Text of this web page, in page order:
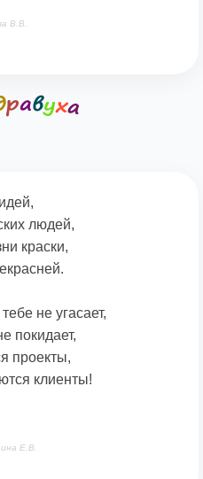
В.В.
людей,
краски,
не угасает,
покидает,
проекты,
клиенты!
Е.В.